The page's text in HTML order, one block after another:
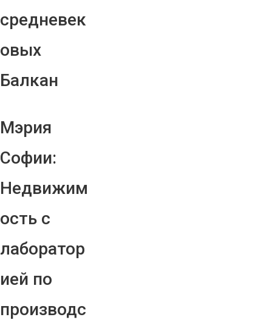
средневек
овых
Балкан
Мэрия
Софии:
Недвижим
ость с
лаборатор
ией по
производс